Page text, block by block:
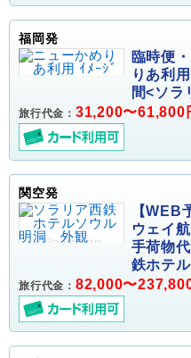
福岡発
臨時便
りあ利
間<ソラ
旅行代金： 31,200〜61,800
関空発
【WEB
ウェイ
手荷物
鉄ホテ
旅行代金： 82,000〜